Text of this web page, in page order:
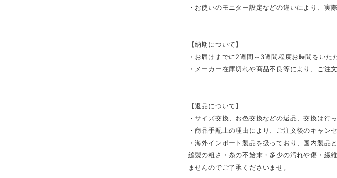
・お使いのモニター設定などの違いにより、実
【納期について】
・お届けまでに2週間～3週間程度お時間をいた
・メーカー在庫切れや商品不良等により、ご注
【返品について】
・サイズ交換、お色交換などの返品、交換は行
・商品手配上の理由により、ご注文後のキャン
・海外インポート製品を扱っており、国内製品
縫製の粗さ・糸の不始末・多少の汚れや傷・繊
ませんのでご了承くださいませ。